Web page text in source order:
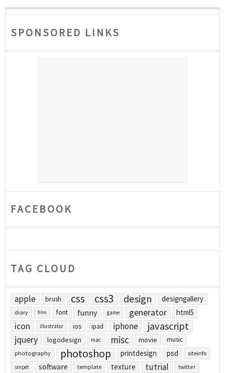
SPONSORED LINKS
FACEBOOK
TAG CLOUD
apple brush css css3 design designgallery
diary film font funny game generator html5
icon illustrator ios ipad iphone javascript
jquery logodesign mac misc movie music
photography photoshop printdesign psd siteinfo
snipet software template texture tutrial twitter